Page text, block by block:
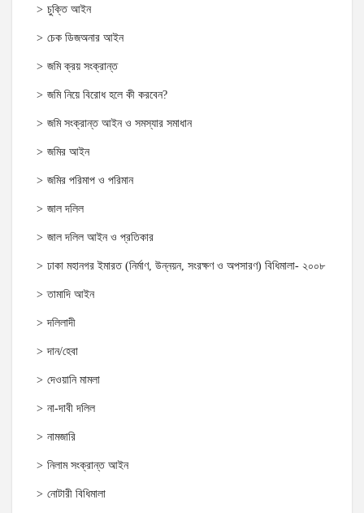
চুক্তি আইন
চেক ডিজঅনার আইন
জমি ক্রয় সংক্রান্ত
জমি নিয়ে বিরোধ হলে কী করবেন?
জমি সংক্রান্ত আইন ও সমস্যার সমাধান
জমির আইন
জমির পরিমাপ ও পরিমান
জাল দলিল
জাল দলিল আইন ও প্রতিকার
ঢাকা মহানগর ইমারত (নির্মাণ, উন্নয়ন, সংরক্ষণ ও অপসারণ) বিধিমালা- ২০০৮
তামাদি আইন
দলিলাদী
দান/হেবা
দেওয়ানি মামলা
না-দাবী দলিল
নামজারি
নিলাম সংক্রান্ত আইন
নোটারী বিধিমালা